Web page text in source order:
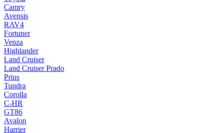
Camry
Avensis
RAV4
Fortuner
Venza
Highlander
Land Cruiser
Land Cruiser Prado
Prius
Tundra
Corolla
C-HR
GT86
Avalon
Harrier